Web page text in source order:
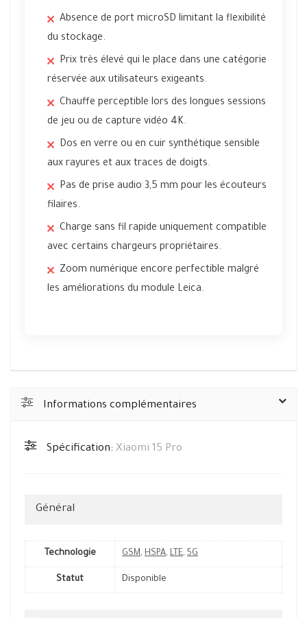
Absence de port microSD limitant la flexibilité
du stockage.
Prix très élevé qui le place dans une catégorie
réservée aux utilisateurs exigeants.
Chauffe perceptible lors des longues sessions
de jeu ou de capture vidéo 4K.
Dos en verre ou en cuir synthétique sensible
aux rayures et aux traces de doigts.
Pas de prise audio 3,5 mm pour les écouteurs
filaires.
Charge sans fil rapide uniquement compatible
avec certains chargeurs propriétaires.
Zoom numérique encore perfectible malgré
les améliorations du module Leica.
Informations complémentaires
Spécification: Xiaomi 15 Pro
Général
Technologie GSM, HSPA, LTE, 5G
Statut Disponible